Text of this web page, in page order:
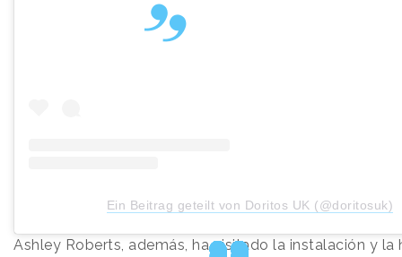
Ein Beitrag geteilt von Doritos UK (@doritosuk)
Ashley Roberts, además, ha visitado la instalación y la